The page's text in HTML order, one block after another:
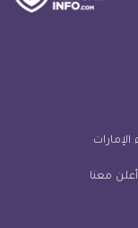
الإمارات
أعلن معنا